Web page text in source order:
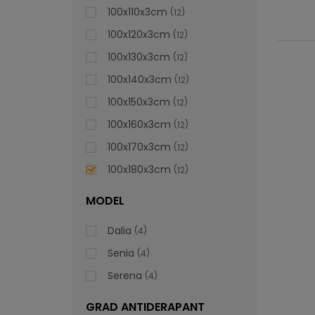
100x110x3cm 12
100x120x3cm 12
100x130x3cm 12
100x140x3cm 12
100x150x3cm 12
100x160x3cm 12
100x170x3cm 12
100x180x3cm 12
MODEL
Dalia 4
Senia 4
Serena 4
GRAD ANTIDERAPANT